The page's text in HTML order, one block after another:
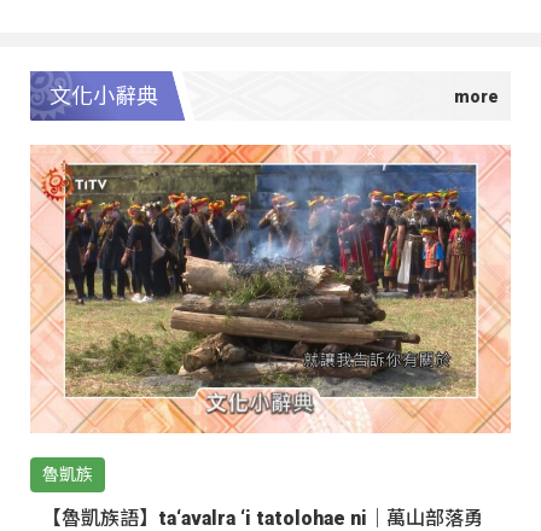
文化小辭典
魯凱族
【魯凱族語】ta‘avalra ‘i tatolohae ni｜萬山部落勇